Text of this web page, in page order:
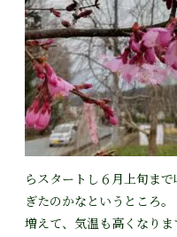
らスタートし６月上旬ま
ぎたのかなというとこ
増えて、気温も高くなり